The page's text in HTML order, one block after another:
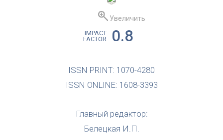
Увеличить
IMPACT
FACTOR
0.8
ISSN PRINT: 1070-4280
ISSN ONLINE: 1608-3393
Главный редактор:
Белецкая И.П.